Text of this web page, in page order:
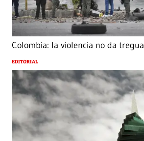
Colombia: la violencia no da tregua
EDITORIAL